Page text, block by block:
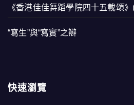
《香港佳佳舞蹈學院四十五載頌
“寫生”與“寫實”之辯
快速瀏覽